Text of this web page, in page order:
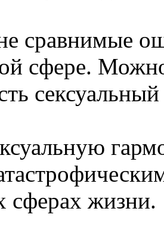
сравнимые
сфере.
сферах жизни.